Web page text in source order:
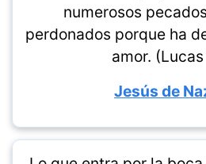
numerosos
perdonados porque ha
amor.
Jesús de